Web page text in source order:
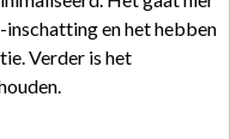
inschatting en het hebben
Verder is het